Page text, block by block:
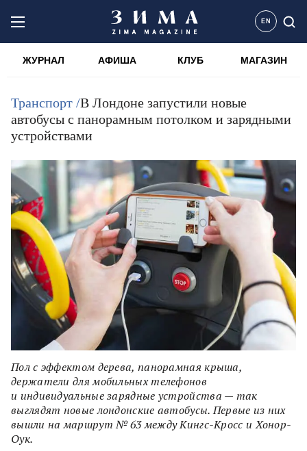
EN
ЖУРНАЛ АФИША КЛУБ МАГАЗИН
Транспорт /В Лондоне запустили новые
автобусы с панорамным потолком и зарядными
устройствами
Пол с эффектом дерева, панорамная крыша,
держатели для мобильных телефонов
и индивидуальные зарядные устройства — так
выглядят новые лондонские автобусы. Первые из них
вышли на маршрут № 63 между Кингс-Кросс и Хонор-
Оук.